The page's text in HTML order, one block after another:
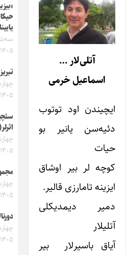
آتلی‌لار …
اسماعیل خرمی
ایچیندن اود توتوب
دئیه‌سن یانیر بو
حیات
کوچه لر بیر اوشاق
ایزینه تامارزی قالیر.
دمیر دیمدیکلی
آتلیلار
آیاق باسیرلار بیر
۱۴۰۵
۱۴۰۵
۱۴۰۵
۱۴۰۵
۱۴۰۵